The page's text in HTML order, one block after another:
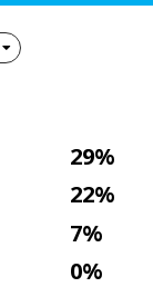
29%
22%
7%
0%